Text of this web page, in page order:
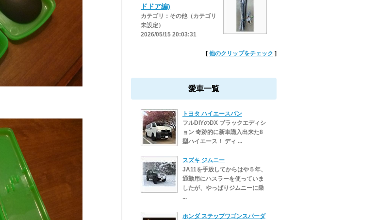
ドドア編)
カテゴリ：その他（カテゴリ
未設定）
2026/05/15 20:03:31
[ 他のクリップをチェック ]
愛車一覧
トヨタ ハイエースバン
フルDIYのDX ブラックエディシ
ョン 奇跡的に新車購入出来た8
型ハイエース！ ディ ...
スズキ ジムニー
JA11を手放してからはや５年、
通勤用にハスラーを使っていま
したが、やっぱりジムニーに乗
...
ホンダ ステップワゴンスパーダ